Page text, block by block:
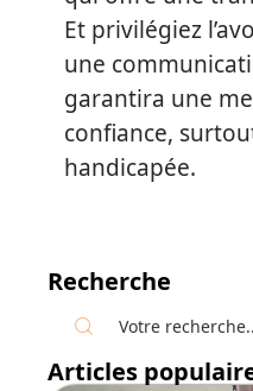
Et privilégiez
une
garantira une
confiance,
handicapée.
Recherche
Articles